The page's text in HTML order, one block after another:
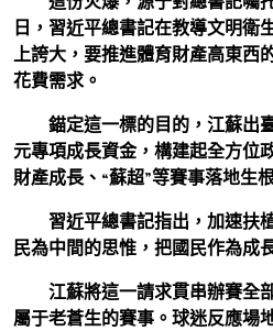
日，習近平總書記在教導文明衛
上誇大，要推進體育財產高東西
花費需求。
錨定這一標的目的，江蘇出
元專項成長資金，構建起全方位
財產成長、“蘇超”等賽事落地生
習近平總書記指出，加速扶
民為中間的思惟，把國民作為成
江蘇將這一請求貫串辦賽全
屬于老蒼生的賽事。球迷反應場